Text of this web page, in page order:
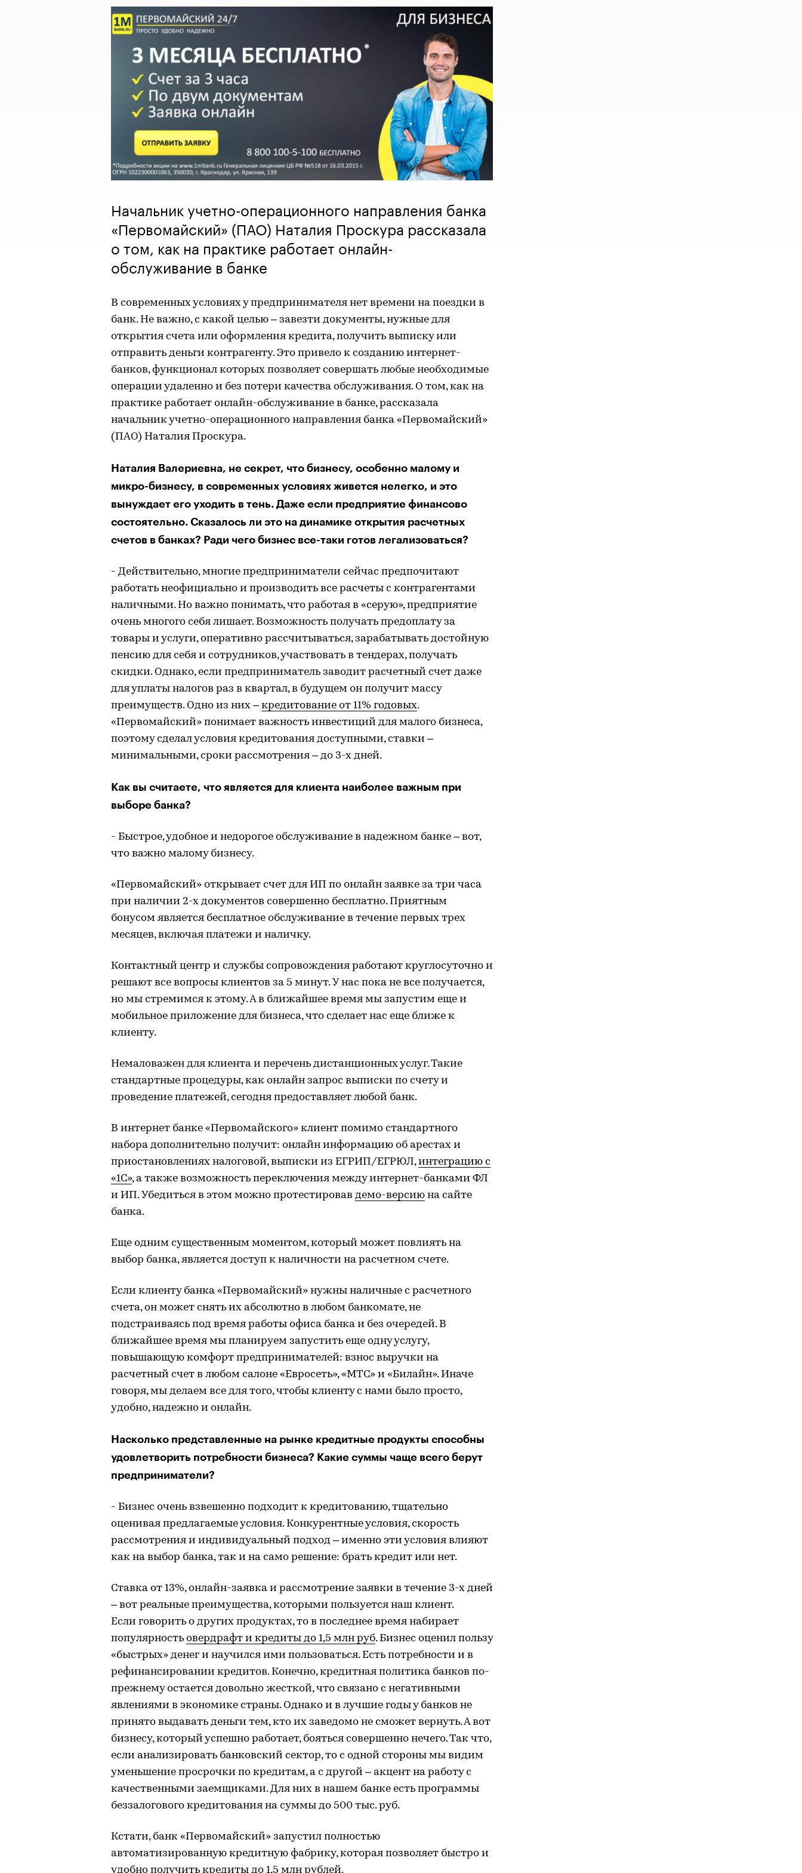
Начальник учетно-операционного направления банка
«Первомайский» (ПАО) Наталия Проскура рассказала
о том, как на практике работает онлайн-
обслуживание в банке
В современных условиях у предпринимателя нет времени на поездки в
банк. Не важно, с какой целью – завезти документы, нужные для
открытия счета или оформления кредита, получить выписку или
отправить деньги контрагенту. Это привело к созданию интернет-
банков, функционал которых позволяет совершать любые необходимые
операции удаленно и без потери качества обслуживания. О том, как на
практике работает онлайн-обслуживание в банке, рассказала
начальник учетно-операционного направления банка «Первомайский»
(ПАО) Наталия Проскура.
Наталия Валериевна, не секрет, что бизнесу, особенно малому и
микро-бизнесу, в современных условиях живется нелегко, и это
вынуждает его уходить в тень. Даже если предприятие финансово
состоятельно. Сказалось ли это на динамике открытия расчетных
счетов в банках? Ради чего бизнес все-таки готов легализоваться?
- Действительно, многие предприниматели сейчас предпочитают
работать неофициально и производить все расчеты с контрагентами
наличными. Но важно понимать, что работая в «серую», предприятие
очень многого себя лишает. Возможность получать предоплату за
товары и услуги, оперативно рассчитываться, зарабатывать достойную
пенсию для себя и сотрудников, участвовать в тендерах, получать
скидки. Однако, если предприниматель заводит расчетный счет даже
для уплаты налогов раз в квартал, в будущем он получит массу
преимуществ. Одно из них – кредитование от 11% годовых.
«Первомайский» понимает важность инвестиций для малого бизнеса,
поэтому сделал условия кредитования доступными, ставки –
минимальными, сроки рассмотрения – до 3-х дней.
Как вы считаете, что является для клиента наиболее важным при
выборе банка?
- Быстрое, удобное и недорогое обслуживание в надежном банке – вот,
что важно малому бизнесу.
«Первомайский» открывает счет для ИП по онлайн заявке за три часа
при наличии 2-х документов совершенно бесплатно. Приятным
бонусом является бесплатное обслуживание в течение первых трех
месяцев, включая платежи и наличку.
Контактный центр и службы сопровождения работают круглосуточно и
решают все вопросы клиентов за 5 минут. У нас пока не все получается,
но мы стремимся к этому. А в ближайшее время мы запустим еще и
мобильное приложение для бизнеса, что сделает нас еще ближе к
клиенту.
Немаловажен для клиента и перечень дистанционных услуг. Такие
стандартные процедуры, как онлайн запрос выписки по счету и
проведение платежей, сегодня предоставляет любой банк.
В интернет банке «Первомайского» клиент помимо стандартного
набора дополнительно получит: онлайн информацию об арестах и
приостановлениях налоговой, выписки из ЕГРИП/ЕГРЮЛ,интеграцию с
«1С», а также возможность переключения между интернет-банками ФЛ
и ИП. Убедиться в этом можно протестировав демо-версию на сайте
банка.
Еще одним существенным моментом, который может повлиять на
выбор банка, является доступ к наличности на расчетном счете.
Если клиенту банка «Первомайский» нужны наличные с расчетного
счета, он может снять их абсолютно в любом банкомате, не
подстраиваясь под время работы офиса банка и без очередей. В
ближайшее время мы планируем запустить еще одну услугу,
повышающую комфорт предпринимателей: взнос выручки на
расчетный счет в любом салоне «Евросеть», «МТС» и «Билайн». Иначе
говоря, мы делаем все для того, чтобы клиенту с нами было просто,
удобно, надежно и онлайн.
Насколько представленные на рынке кредитные продукты способны
удовлетворить потребности бизнеса? Какие суммы чаще всего берут
предприниматели?
- Бизнес очень взвешенно подходит к кредитованию, тщательно
оценивая предлагаемые условия. Конкурентные условия, скорость
рассмотрения и индивидуальный подход – именно эти условия влияют
как на выбор банка, так и на само решение: брать кредит или нет.
Ставка от 13%, онлайн-заявка и рассмотрение заявки в течение 3-х дней
– вот реальные преимущества, которыми пользуется наш клиент.
Если говорить о других продуктах, то в последнее время набирает
популярность овердрафт и кредиты до 1,5 млн руб. Бизнес оценил пользу
«быстрых» денег и научился ими пользоваться. Есть потребности и в
рефинансировании кредитов. Конечно, кредитная политика банков по-
прежнему остается довольно жесткой, что связано с негативными
явлениями в экономике страны. Однако и в лучшие годы у банков не
принято выдавать деньги тем, кто их заведомо не сможет вернуть. А вот
бизнесу, который успешно работает, бояться совершенно нечего. Так что,
если анализировать банковский сектор, то с одной стороны мы видим
уменьшение просрочки по кредитам, а с другой – акцент на работу с
качественными заемщиками. Для них в нашем банке есть программы
беззалогового кредитования на суммы до 500 тыс. руб.
Кстати, банк «Первомайский» запустил полностью
автоматизированную кредитную фабрику, которая позволяет быстро и
удобно получить кредиты до 1,5 млн рублей.